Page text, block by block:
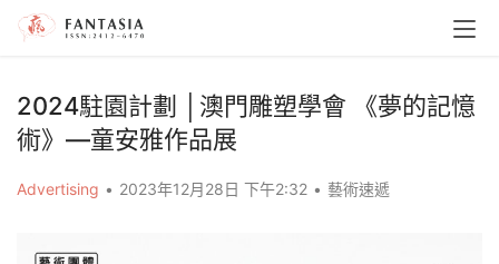
2024駐園計劃 │澳門雕塑學會 《夢的記憶
術》—童安雅作品展
Advertising • 2023年12月28日 下午2:32 • 藝術速遞